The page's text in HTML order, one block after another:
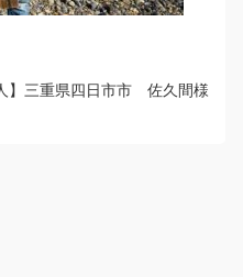
】三重県四日市市 佐久間様